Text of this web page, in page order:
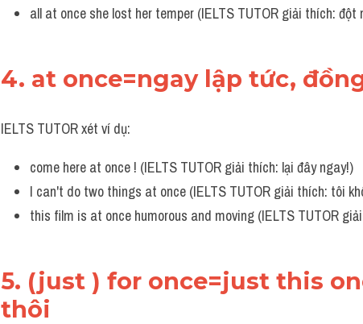
all at once she lost her temper (IELTS TUTOR giải thích: đột
4. at once=ngay lập tức,
IELTS TUTOR xét ví dụ:
come here at once ! (IELTS TUTOR giải thích: lại đây ngay!)
I can't do two things at once (IELTS TUTOR giải thích: tôi
this film is at once humorous and moving (IELTS TUTOR
5. (just ) for once=just this
thôi